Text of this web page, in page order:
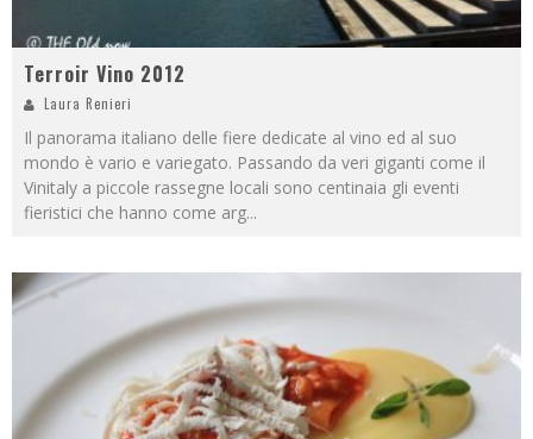
Terroir Vino 2012
Laura Renieri
Il panorama italiano delle fiere dedicate al vino ed al suo
mondo è vario e variegato. Passando da veri giganti come il
Vinitaly a piccole rassegne locali sono centinaia gli eventi
fieristici che hanno come arg...